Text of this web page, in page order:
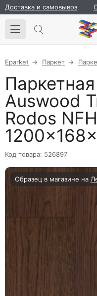
Доставка и самовывоз
Eparket Паркет
Auswood
Rodos
Код товара: 526897
Образец в магазине на